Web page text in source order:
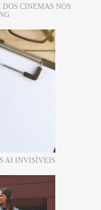
CINEMAS NOS
AI INVISÍVEIS